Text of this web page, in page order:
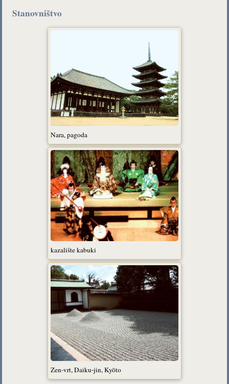
Stanovništvo
Nara, pagoda
kazalište kabuki
Zen-vrt, Daiku-jin, Kyōto